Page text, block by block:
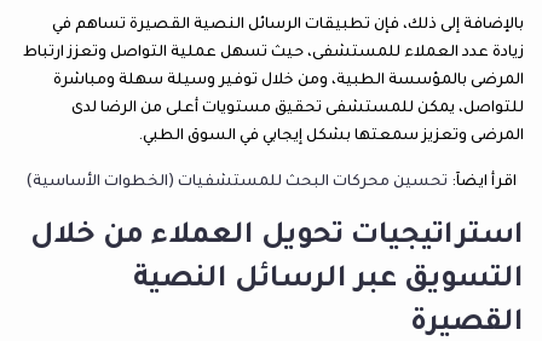
بالإضافة إلى ذلك، فإن تطبيقات الرسائل النصية القصيرة تساهم في
زيادة عدد العملاء للمستشفى، حيث تسهل عملية التواصل وتعزز ارتباط
المرضى بالمؤسسة الطبية، ومن خلال توفير وسيلة سهلة ومباشرة
للتواصل، يمكن للمستشفى تحقيق مستويات أعلى من الرضا لدى
المرضى وتعزيز سمعتها بشكل إيجابي في السوق الطبي.
اقرأ ايضآ: تحسين محركات البحث للمستشفيات (الخطوات الأساسية)
استراتيجيات تحويل العملاء من خلال
التسويق عبر الرسائل النصية
القصيرة